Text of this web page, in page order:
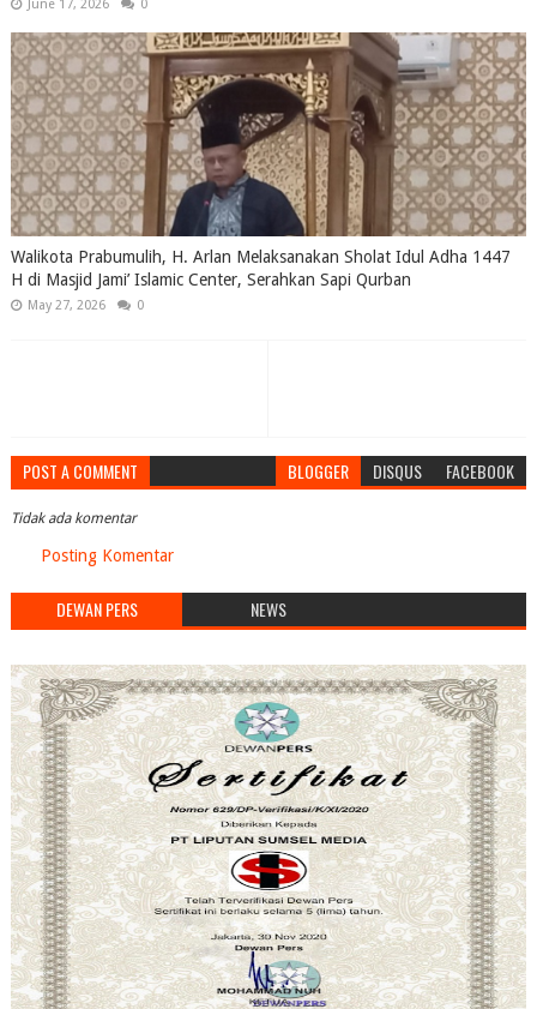
June 17, 2026 0
Walikota Prabumulih, H. Arlan Melaksanakan Sholat Idul Adha 1447
H di Masjid Jami’ Islamic Center, Serahkan Sapi Qurban
May 27, 2026 0
POST A COMMENT BLOGGER DISQUS FACEBOOK
Tidak ada komentar
Posting Komentar
DEWAN PERS NEWS